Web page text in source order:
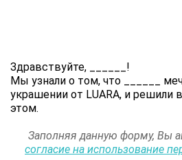
Здравствуйте,
!
Мы узнали о том, что
украшении от LUARA, и решили
этом.
Заполняя данную форму, Вы
согласие на использование